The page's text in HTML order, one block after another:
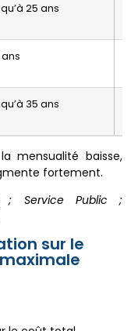
25 ans
ans
35 ans
mensualité baisse,
fortement.
; Service Public ;
sur le